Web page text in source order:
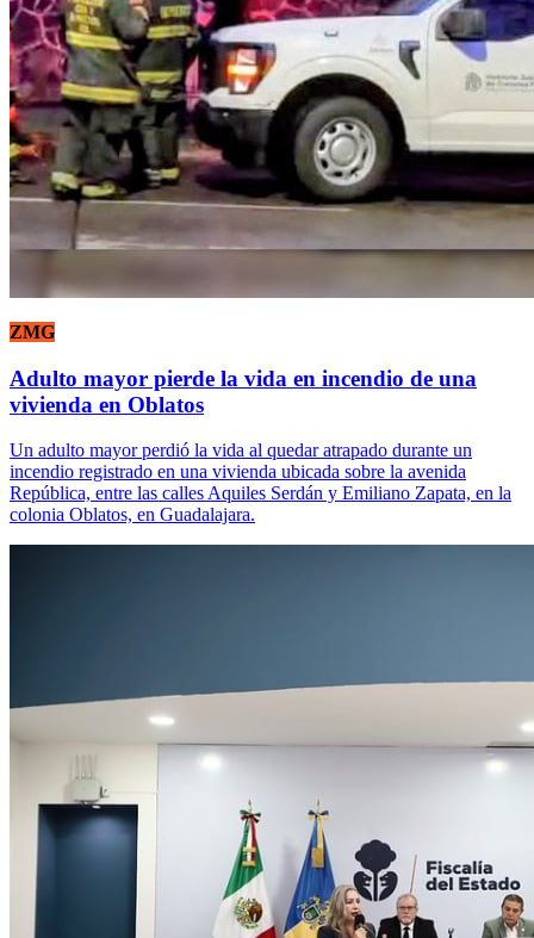
ZMG
Adulto mayor pierde la vida en incendio de una
vivienda en Oblatos
Un adulto mayor perdió la vida al quedar atrapado durante un
incendio registrado en una vivienda ubicada sobre la avenida
República, entre las calles Aquiles Serdán y Emiliano Zapata, en la
colonia Oblatos, en Guadalajara.